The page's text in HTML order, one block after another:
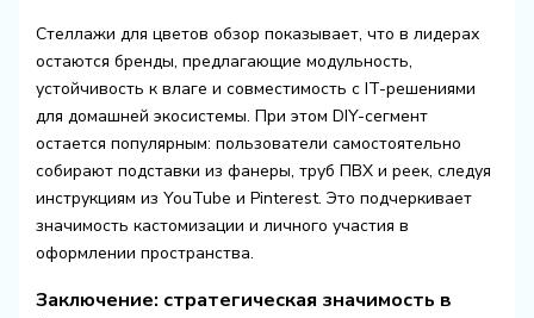
Стеллажи для цветов обзор показывает, что в лидерах
остаются бренды, предлагающие модульность,
устойчивость к влаге и совместимость с IT-решениями
для домашней экосистемы. При этом DIY-сегмент
остается популярным: пользователи самостоятельно
собирают подставки из фанеры, труб ПВХ и реек, следуя
инструкциям из YouTube и Pinterest. Это подчеркивает
значимость кастомизации и личного участия в
оформлении пространства.
Заключение: стратегическая значимость в